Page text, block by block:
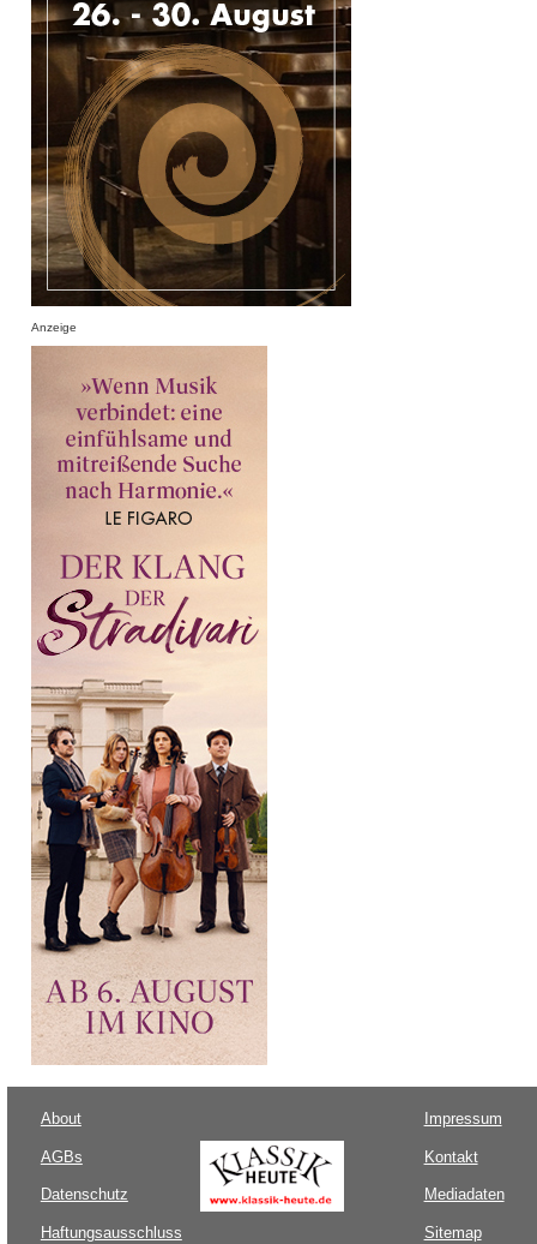
Anzeige
About
AGBs
Datenschutz
Haftungsausschluss
Impressum
Kontakt
Mediadaten
Sitemap